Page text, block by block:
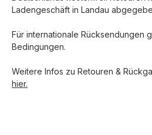
Ladengeschäft in Landau
Für internationale Rücksendungen
Bedingungen.
Weitere Infos zu Retouren &
hier.